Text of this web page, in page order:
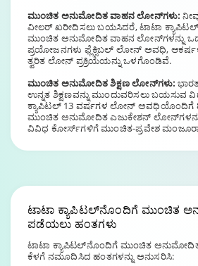
ಮುಂಚಿತ ಅನುಮೋದಿತ ವಾಹನ ಲೋನ್‌ಗಳು:
ವೀಲರ್ ಖರೀದಿಸಲು ಬಯಸಿದರೆ, ಟಾಟಾ ಕ್ಯಾಪಿಟಲ್
ಮುಂಚಿತ ಅನುಮೋದಿತ ವಾಹನ ಲೋನ್‌ಗಳನ್ನು
ಪ್ರಯೋಜನಗಳು ಫ್ಲೆಕ್ಸಿಬಲ್ ಲೋನ್ ಅವಧಿ, ಆಕರ್ಷಕ
ತ್ವರಿತ ಲೋನ್ ಪ್ರಕ್ರಿಯೆಯನ್ನು ಒಳಗೊಂಡಿವೆ.
ಮುಂಚಿತ ಅನುಮೋದಿತ ಶಿಕ್ಷಣ ಲೋನ್‌ಗಳು:
ಉನ್ನತ ಶಿಕ್ಷಣವನ್ನು ಮುಂದುವರಿಸಲು ಬಯಸುವ
ಕ್ಯಾಪಿಟಲ್ 13 ವರ್ಷಗಳ ಲೋನ್ ಅವಧಿಯೊಂದಿಗೆ
ಮುಂಚಿತ ಅನುಮೋದಿತ ಎಜುಕೇಶನ್
ವಿವಿಧ ಕೋರ್ಸ್‌ಗಳಿಗೆ ಮುಂಚಿತ-ಪ್ರವೇಶ
ಟಾಟಾ ಕ್ಯಾಪಿಟಲ್‌ನೊಂದಿಗೆ ಮುಂಚಿತ
ಪಡೆಯಲು ಹಂತಗಳು
ಟಾಟಾ ಕ್ಯಾಪಿಟಲ್‌ನೊಂದಿಗೆ ಮುಂಚಿತ
ಕೆಳಗೆ ನಮೂದಿಸಿದ ಹಂತಗಳನ್ನು ಅನುಸರಿಸಿ: